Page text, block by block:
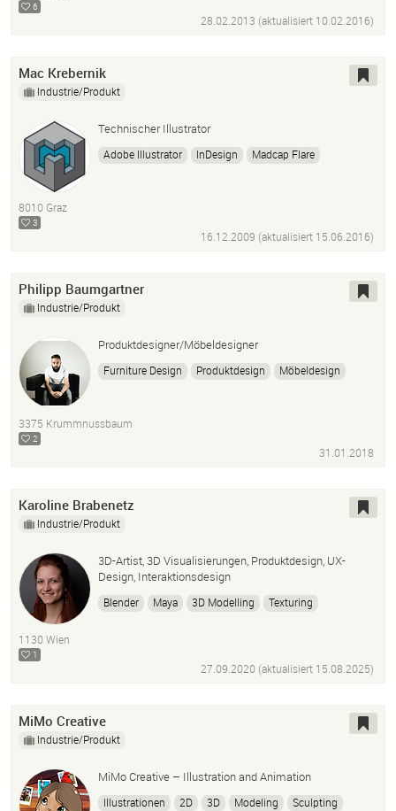
6
28.02.2013 (aktualisiert 10.02.2016)
Mac Krebernik
Industrie/Produkt
Technischer Illustrator
Adobe Illustrator InDesign
Madcap Flare
8010 Graz
3
16.12.2009 (aktualisiert 15.06.2016)
Philipp Baumgartner
Industrie/Produkt
Produktdesigner/Möbeldesigner
Furniture Design Produktdesign
Möbeldesign
3375 Krummnussbaum
2
31.01.2018
Karoline Brabenetz
Industrie/Produkt
3D-Artist, 3D Visualisierungen, Produktdesign, UX-
Design, Interaktionsdesign
Blender Maya 3D Modelling
Texturing
1130 Wien
1
27.09.2020 (aktualisiert 15.08.2025)
MiMo Creative
Industrie/Produkt
MiMo Creative – Illustration and Animation
Illustrationen 2D 3D Modeling
Sculpting